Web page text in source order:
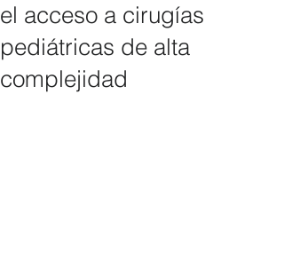
el acceso a cirugías
pediátricas de alta
complejidad